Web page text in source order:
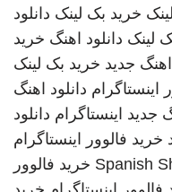
خرید بک لینک دانلود
لینک دانلود اهنگ خرید
اهنگ جدید خرید بک لینک
اینستاگرام دانلود اهنگ
جدید اینستاگرام دانلود
خرید فالوور اینستاگرام
Spanish خرید فالوور